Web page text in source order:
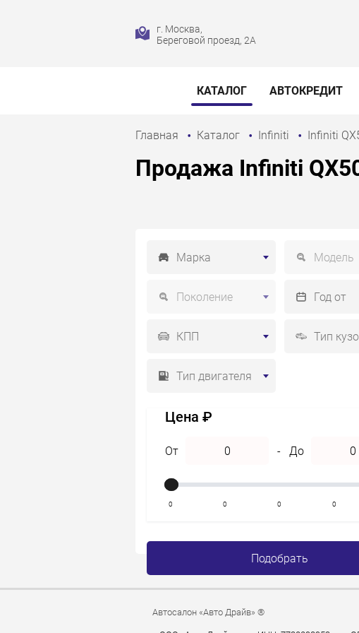
г. Москва,
Береговой проезд, 2А
КАТАЛОГ АВТОКРЕДИТ
Главная Каталог Infiniti Infiniti
Продажа Infiniti
Марка Модель
Поколение Год от
КПП Тип
Тип двигателя
Цена ₽
От - До
0 0 0 0
Подобрать
Автосалон «Авто Драйв» ®